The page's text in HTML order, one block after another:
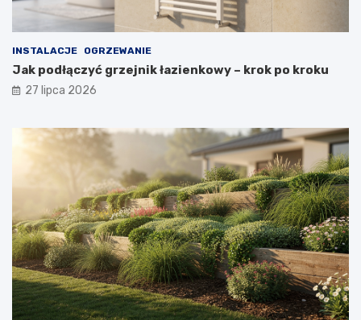
INSTALACJE OGRZEWANIE
Jak podłączyć grzejnik łazienkowy – krok po kroku
27 lipca 2026